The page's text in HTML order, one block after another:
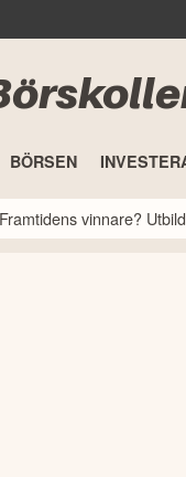
BÖRSEN
Framtidens vinnare?